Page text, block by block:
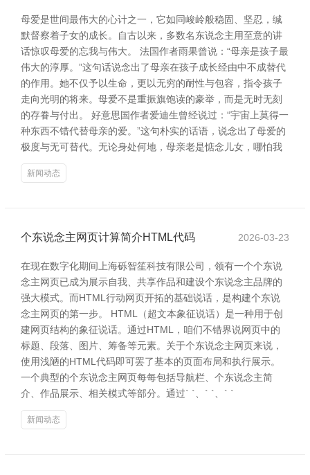
母爱是世间最伟大的心计之一，它如同峻岭般稳固、坚忍，缄
默督察着子女的成长。自古以来，多数名东说念主用至意的讲
话惊叹母爱的忘我与伟大。 法国作者雨果曾说：“母亲是孩子最
伟大的淳厚。”这句话说念出了母亲在孩子成长经由中不成替代
的作用。她不仅予以生命，更以无穷的耐性与包容，指令孩子
走向光明的将来。母爱不是重振旗饱读的豪举，而是无时无刻
的存眷与付出。 好意思国作者爱迪生曾经说过：“宇宙上莫得一
种东西不错代替母亲的爱。”这句朴实的话语，说念出了母爱的
极度与无可替代。无论身处何地，母亲老是惦念儿女，哪怕我
新闻动态
个东说念主网页计算简介HTML代码 2026-03-23
在现在数字化期间上海砾智笙科技有限公司，领有一个个东说
念主网页已成为展示自我、共享作品和建设个东说念主品牌的
强大模式。而HTML行动网页开拓的基础说话，是构建个东说
念主网页的第一步。 HTML（超文本象征说话）是一种用于创
建网页结构的象征说话。通过HTML，咱们不错界说网页中的
标题、段落、图片、筹备等元素。关于个东说念主网页来说，
使用浅陋的HTML代码即可罢了基本的页面布局和执行展示。
一个典型的个东说念主网页每每包括导航栏、个东说念主简
介、作品展示、相关模式等部分。通过` `、` `、` `
新闻动态